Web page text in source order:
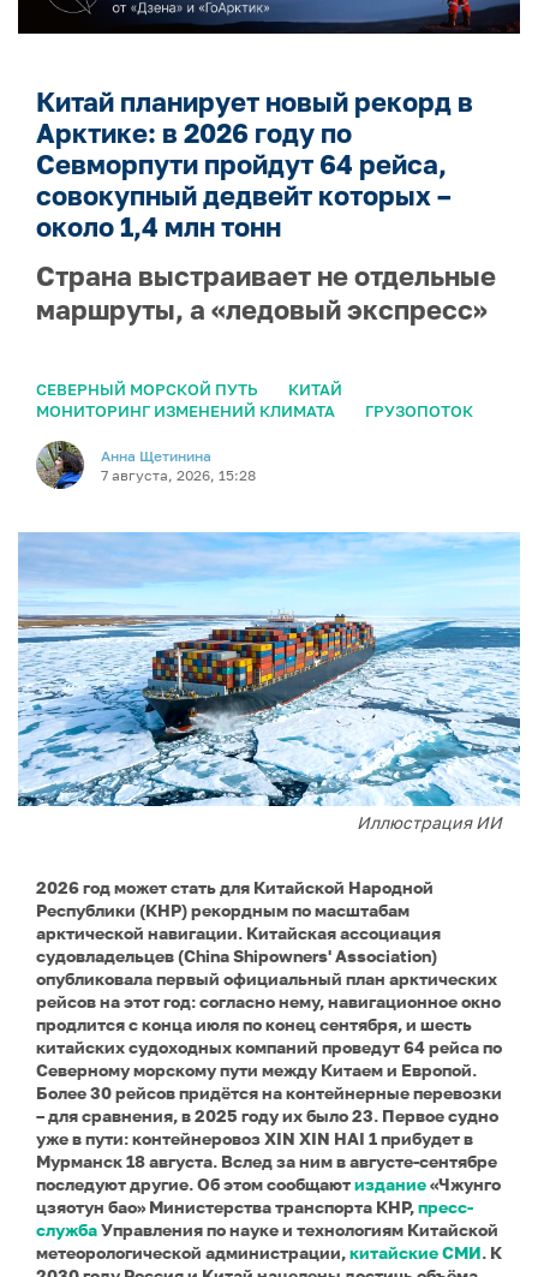
Китай планирует новый рекорд в
Арктике: в 2026 году по
Севморпути пройдут 64 рейса,
совокупный дедвейт которых –
около 1,4 млн тонн
Страна выстраивает не отдельные
маршруты, а «ледовый экспресс»
СЕВЕРНЫЙ МОРСКОЙ ПУТЬ
КИТАЙ
МОНИТОРИНГ ИЗМЕНЕНИЙ КЛИМАТА
ГРУЗОПОТОК
Анна Щетинина
7 августа, 2026, 15:28
Иллюстрация ИИ
2026 год может стать для Китайской Народной
Республики (КНР) рекордным по масштабам
арктической навигации. Китайская ассоциация
судовладельцев (China Shipowners' Association)
опубликовала первый официальный план арктических
рейсов на этот год: согласно нему, навигационное окно
продлится с конца июля по конец сентября, и шесть
китайских судоходных компаний проведут 64 рейса по
Северному морскому пути между Китаем и Европой.
Более 30 рейсов придётся на контейнерные перевозки
– для сравнения, в 2025 году их было 23. Первое судно
уже в пути: контейнеровоз XIN XIN HAI 1 прибудет в
Мурманск 18 августа. Вслед за ним в августе-сентябре
последуют другие. Об этом сообщаютиздание«Чжунго
цзяотун бао» Министерства транспорта КНР,пресс-
службаУправления по науке и технологиям Китайской
метеорологической администрации,китайские СМИ. К